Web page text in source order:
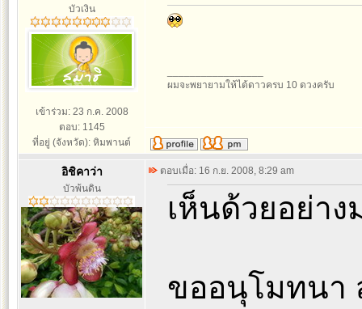
บัวเงิน
เข้าร่วม: 23 ก.ค. 2008
ตอบ: 1145
ที่อยู่ (จังหวัด): หิมพานต์
ผมจะพยายามให้ได้ดาวครบ 10 ดวงครับ
อิชิคาว่า
บัวพ้นดิน
ตอบเมื่อ: 16 ก.ย. 2008, 8:29 am
เห็นด้วยอย่า
ขออนุโมทนา